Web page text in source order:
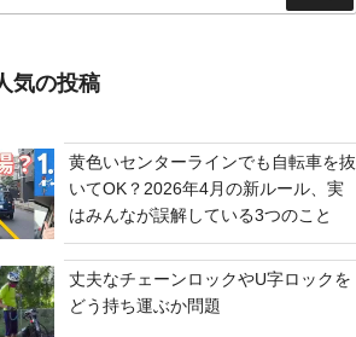
索
気の投稿
黄色いセンターラインでも自転車を抜
いてOK？2026年4月の新ルール、実
はみんなが誤解している3つのこと
丈夫なチェーンロックやU字ロックを
どう持ち運ぶか問題